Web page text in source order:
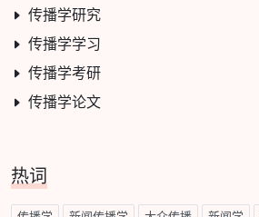
传播学研究
传播学学习
传播学考研
传播学论文
热词